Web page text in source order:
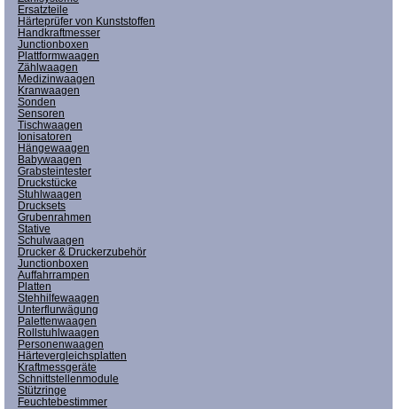
Ersatzteile
Härteprüfer von Kunststoffen
Handkraftmesser
Junctionboxen
Plattformwaagen
Zählwaagen
Medizinwaagen
Kranwaagen
Sonden
Sensoren
Tischwaagen
Ionisatoren
Hängewaagen
Babywaagen
Grabsteintester
Druckstücke
Stuhlwaagen
Drucksets
Grubenrahmen
Stative
Schulwaagen
Drucker & Druckerzubehör
Junctionboxen
Auffahrrampen
Platten
Stehhilfewaagen
Unterflurwägung
Palettenwaagen
Rollstuhlwaagen
Personenwaagen
Härtevergleichsplatten
Kraftmessgeräte
Schnittstellenmodule
Stützringe
Feuchtebestimmer